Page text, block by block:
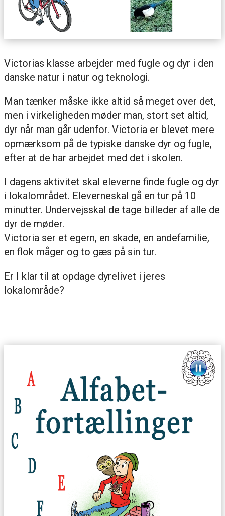
Victorias klasse arbejder med fugle og dyr i den
danske natur i natur og teknologi.
Man tænker måske ikke altid så meget over det,
men i virkeligheden møder man, stort set altid,
dyr når man går udenfor. Victoria er blevet mere
opmærksom på de typiske danske dyr og fugle,
efter at de har arbejdet med det i skolen.
I dagens aktivitet skal eleverne finde fugle og dyr
i lokalområdet. Eleverneskal gå en tur på 10
minutter. Undervejsskal de tage billeder af alle de
dyr de møder.
Victoria ser et egern, en skade, en andefamilie,
en flok måger og to gæs på sin tur.
Er I klar til at opdage dyrelivet i jeres
lokalområde?